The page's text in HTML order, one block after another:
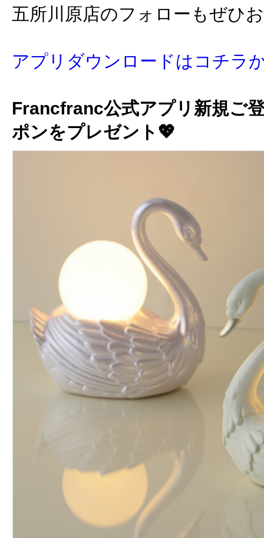
五所川原店のフォローもぜひ
アプリダウンロードはコチラ
Francfranc公式アプリ新規ご
ポンをプレゼント💖